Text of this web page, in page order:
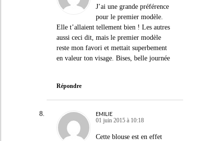
J’ai une grande préférence
pour le premier modèle.
Elle t’allaient tellement bien ! Les autres
aussi ceci dit, mais le premier modèle
reste mon favori et mettait superbement
en valeur ton visage. Bises, belle journée
Répondre
EMILIE
01 juin 2015 à 10:18
Cette blouse est en effet